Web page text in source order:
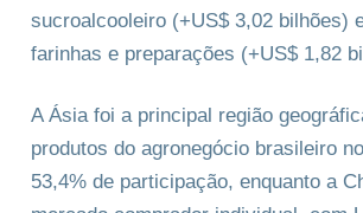
sucroalcooleiro (+US$ 3,02 bilhões)
farinhas e preparações (+US$ 1,82
A Ásia foi a principal região
produtos do agronegócio brasileiro
53,4% de participação, enquanto a